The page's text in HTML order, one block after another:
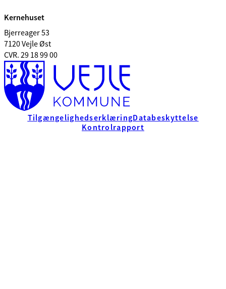
Kernehuset
Bjerreager 53
7120 Vejle Øst
CVR. 29 18 99 00
TilgængelighedserklæringDatabeskyttelse
Kontrolrapport